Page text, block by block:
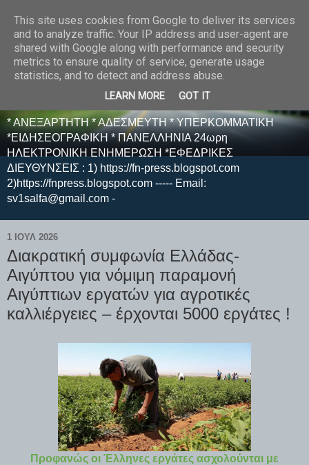
E F E N P R E S S -
ΗΛΕΚΤΡΟΝΙΚΗ
ΕΦΗΜΕΡΙΔΑ
* ΑΝΕΞΑΡΤΗΤΗ * ΑΔΕΣΜΕΥΤΗ * ΥΠΕΡΚΟΜΜΑΤΙΚΗ
*ΕΙΔΗΣΕΟΓΡΑΦΙΚΗ * ΠΑΝΕΛΛΗΝΙΑ 24ωρη
ΗΛΕΚΤΡΟΝΙΚΗ ΕΝΗΜΕΡΩΣΗ *ΕΦΕΔΡΙΚΕΣ
ΔΙΕΥΘΥΝΣΕΙΣ : 1) https://fn-press.blogspot.com
2)https://fnpress.blogspot.com ----- Email:
sv1salfa@gmail.com -
1 ΙΟΥΛ 2026
Διακρατική συμφωνία Ελλάδας-
Αιγύπτου για νόμιμη παραμονή
Αιγύπτιων εργατών για αγροτικές
καλλιέργειες – έρχονται 5000 εργάτες !
Προφανώς οι Έλληνες εργάτες ασχολούνται με
This site uses cookies from Google to deliver its services
and to analyze traffic. Your IP address and user-agent are
shared with Google along with performance and security
metrics to ensure quality of service, generate usage
statistics, and to detect and address abuse.
LEARN MORE GOT IT